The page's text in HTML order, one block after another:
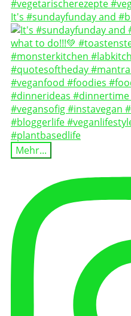
It's #sundayfunday and
Mehr...